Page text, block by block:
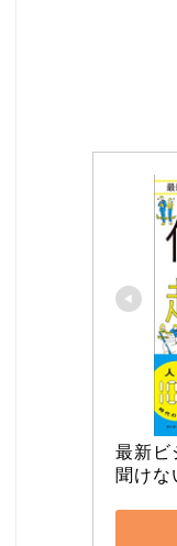
最新ビ
聞けな